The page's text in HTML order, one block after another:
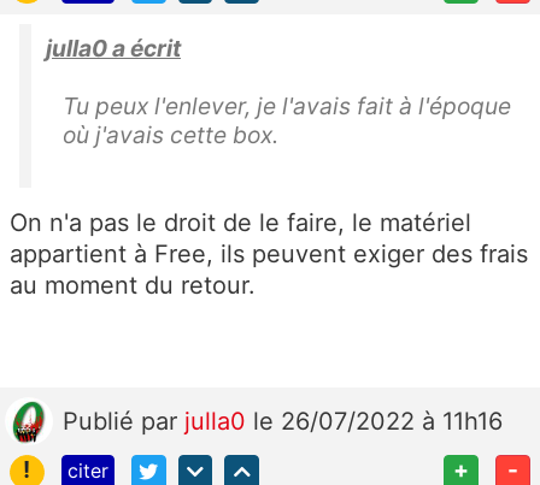
julla0 a écrit
Tu peux l'enlever, je l'avais fait à l'époque
où j'avais cette box.
On n'a pas le droit de le faire, le matériel
appartient à Free, ils peuvent exiger des frais
au moment du retour.
Publié par julla0 le 26/07/2022 à 11h16
!
citer + -